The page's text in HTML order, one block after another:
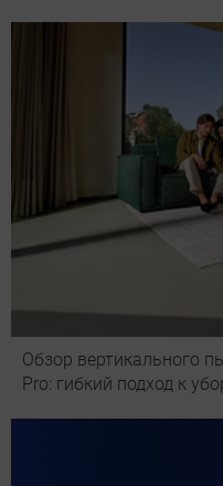
Обзор вертикального
Pro: гибкий подход к